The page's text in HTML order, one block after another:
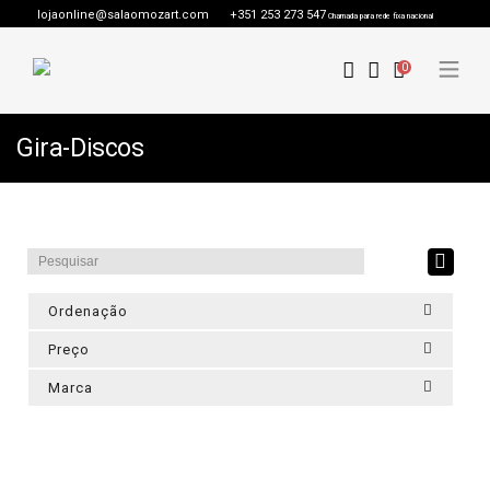
lojaonline@salaomozart.com +351 253 273 547 Chamada para rede fixa nacional
0
Gira-Discos
Ordenação
Preço
Marca